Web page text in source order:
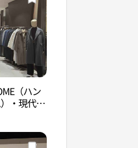
（ハン
・現代ア